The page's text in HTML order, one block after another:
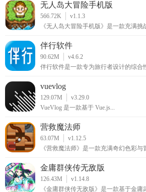
对于需要高效管理个人知识、进行团队
效率的用户而言，易知鸟是一个不可多
的工作效率，是知识管理和个人生产力
无人岛大冒险手机版
566.72K
v1.1.3
《无人岛大冒险手机版》是一款充满挑
伴行软件
90.62M
v4.6.2
伴行软件是一款专为旅行者设计的综合
vuevlog
129.07M
v3.29.0
VueVlog 是一款基于 Vue.js...
营救魔法师
63.07M
v1.12.5
《营救魔法师》是一款充满奇幻色彩与
金庸群侠传无敌版
126.43M
v1.14.8
《金庸群侠传无敌版》是一款基于金庸